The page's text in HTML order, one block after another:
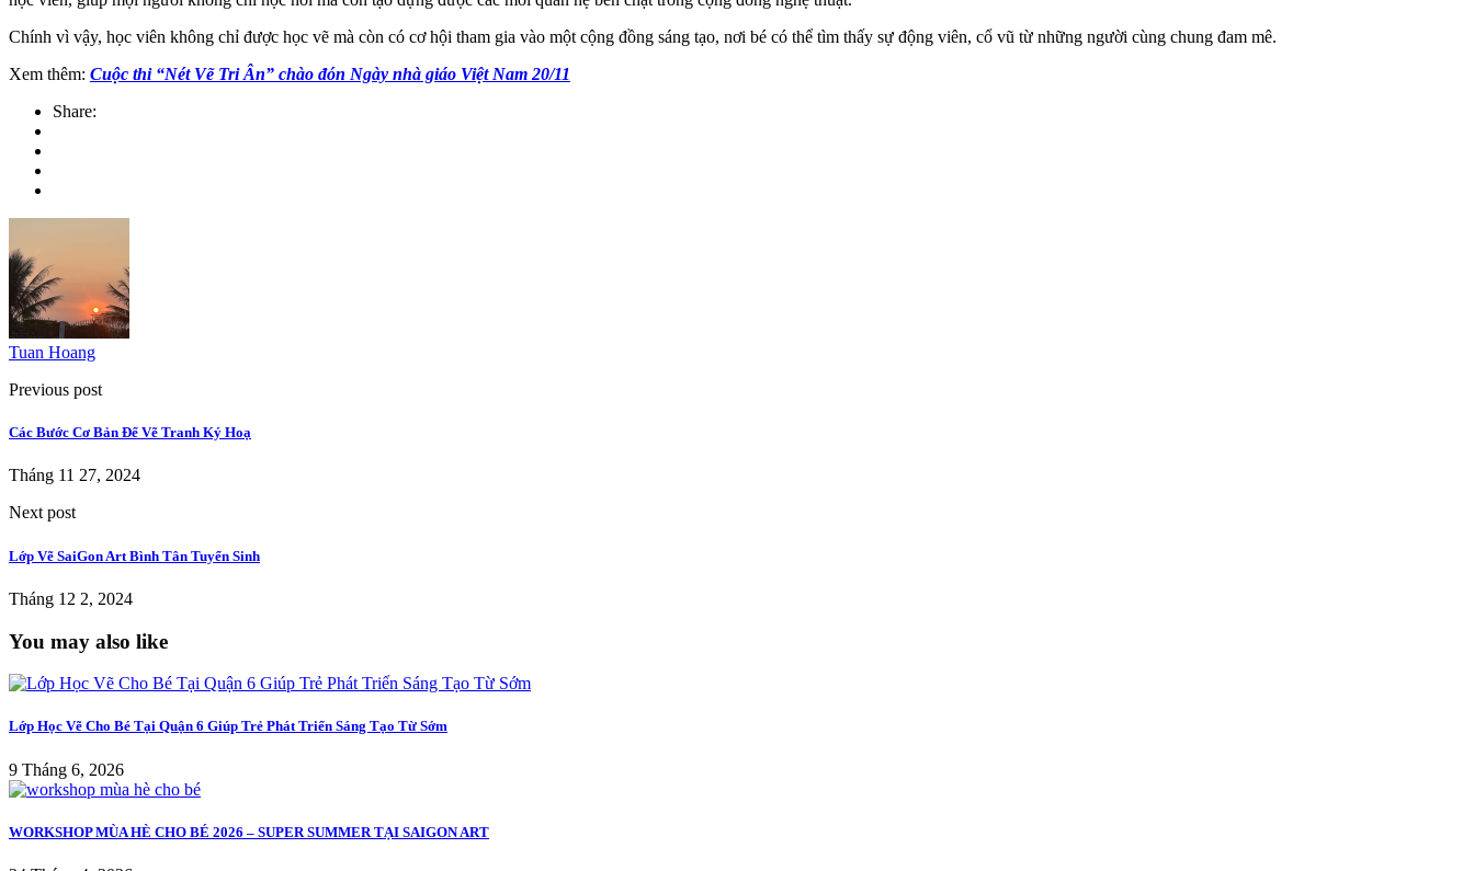
Chính vì vậy, học viên không chỉ được học vẽ mà còn có cơ hội tham gia vào một cộng đồng sáng tạo, nơi bé có thể tìm thấy sự động viên, cổ vũ từ những người cùng chung đam mê.
Xem thêm: Cuộc thi “Nét Vẽ Tri Ân” chào đón Ngày nhà giáo Việt Nam 20/11
Share:
Tuan Hoang
Previous post
Các Bước Cơ Bản Để Vẽ Tranh Ký Hoạ
Tháng 11 27, 2024
Next post
Lớp Vẽ SaiGon Art Bình Tân Tuyển Sinh
Tháng 12 2, 2024
You may also like
Lớp Học Vẽ Cho Bé Tại Quận 6 Giúp Trẻ Phát Triển Sáng Tạo Từ Sớm
9 Tháng 6, 2026
WORKSHOP MÙA HÈ CHO BÉ 2026 – SUPER SUMMER TẠI SAIGON ART